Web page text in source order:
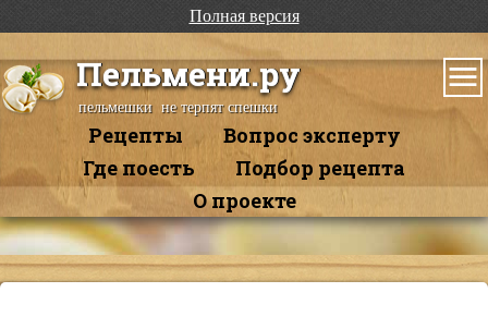
Полная версия
Пельмени.ру
пельмешки не терпят спешки
Рецепты
Вопрос эксперту
Где поесть
Подбор рецепта
О проекте